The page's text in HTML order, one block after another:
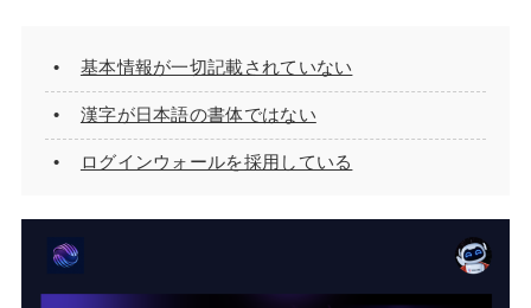
基本情報が一切記載されていない
漢字が日本語の書体ではない
ログインウォールを採用している